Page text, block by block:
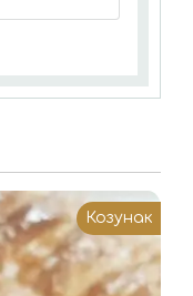
Козунак